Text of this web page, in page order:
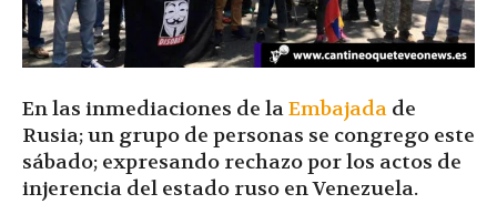
|
En las inmediaciones de laEmbajada de
Rusia; un grupo de personas se congrego este
sábado; expresando rechazo por los actos de
injerencia del estado ruso en Venezuela.